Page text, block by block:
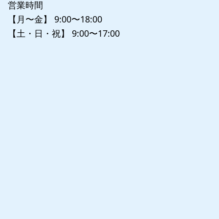
営業時間
【月〜金】 9:00〜18:00
【土・日・祝】 9:00〜17:00